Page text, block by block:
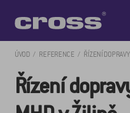
ÚVOD REFERENCE ŘÍZENÍ
Řízení